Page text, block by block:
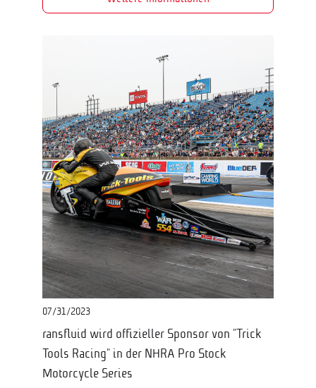
07/31/2023
ransfluid wird offizieller Sponsor von "Trick
Tools Racing" in der NHRA Pro Stock
Motorcycle Series